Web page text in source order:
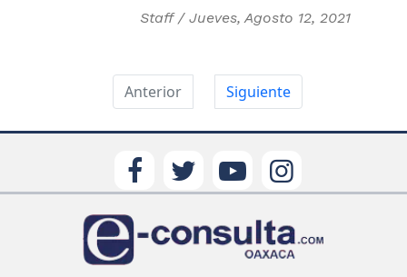
Staff / Jueves, Agosto 12, 2021
Anterior Siguiente